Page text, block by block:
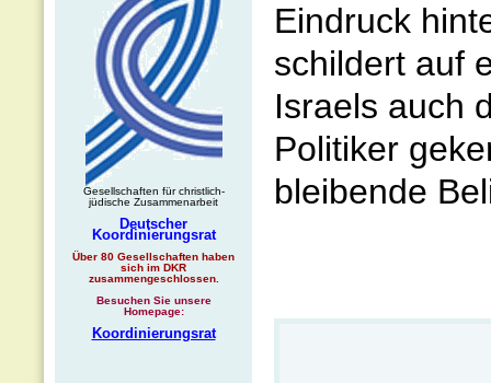
Gesellschaften für christlich-
jüdische Zusammenarbeit
Deutscher
Koordinierungsrat
Über 80 Gesellschaften haben
sich im DKR
zusammengeschlossen.
Besuchen Sie unsere
Homepage:
Koordinierungsrat
Eindruck
schildert auf
Israels auch
Politiker
bleibende